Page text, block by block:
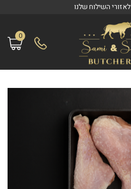
לאזורי השילוח שלנו
0